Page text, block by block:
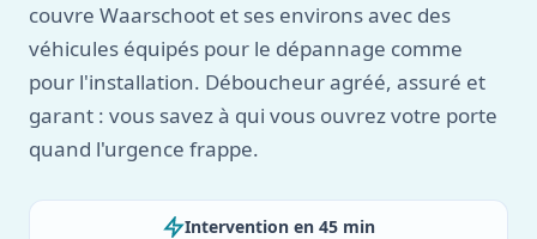
couvre Waarschoot et ses environs avec des
véhicules équipés pour le dépannage comme
pour l'installation. Déboucheur agréé, assuré et
garant : vous savez à qui vous ouvrez votre porte
quand l'urgence frappe.
Intervention en 45 min